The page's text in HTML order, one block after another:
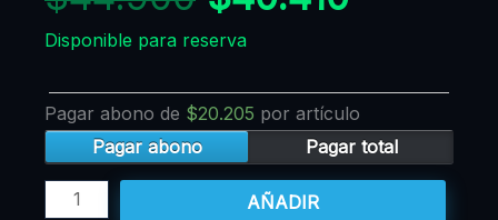
Disponible para reserva
Pagar abono de $20.205 por artículo
Pagar abono
Pagar total
AÑADIR